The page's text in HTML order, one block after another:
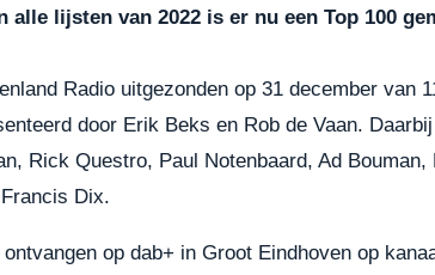
alle lijsten van 2022 is er nu een Top 100
Radio uitgezonden op 31 december van
door Erik Beks en Rob de Vaan.
Rick Questro, Paul Notenbaard, Ad
Dix.
ontvangen op dab+ in Groot Eindhoven op